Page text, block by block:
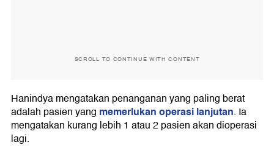
SCROLL TO CONTINUE WITH CONTENT
Hanindya mengatakan penanganan yang paling berat
adalah pasien yang memerlukan operasi lanjutan. Ia
mengatakan kurang lebih 1 atau 2 pasien akan dioperasi
lagi.